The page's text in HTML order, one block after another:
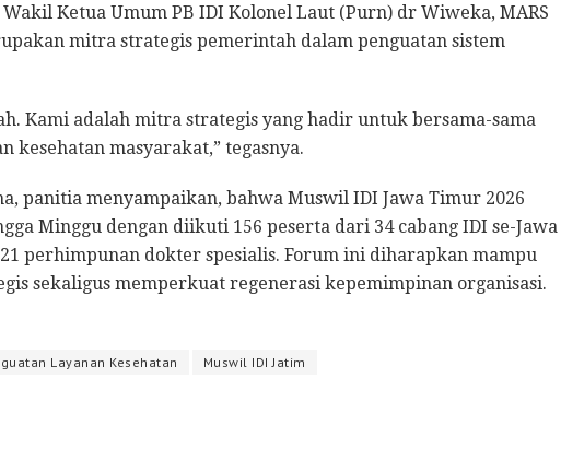
Ketua Umum PB IDI Kolonel Laut (Purn) dr Wiweka, MARS
mitra strategis pemerintah dalam penguatan sistem
Kami adalah mitra strategis yang hadir untuk bersama-sama
kesehatan masyarakat,” tegasnya.
panitia menyampaikan, bahwa Muswil IDI Jawa Timur 2026
Minggu dengan diikuti 156 peserta dari 34 cabang IDI se-Jawa
perhimpunan dokter spesialis. Forum ini diharapkan mampu
sekaligus memperkuat regenerasi kepemimpinan organisasi.
Layanan Kesehatan Muswil IDI Jatim